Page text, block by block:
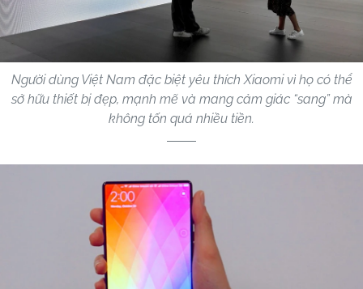
Người dùng Việt Nam đặc biệt yêu thích Xiaomi vì họ có thể
sở hữu thiết bị đẹp, mạnh mẽ và mang cảm giác “sang” mà
không tốn quá nhiều tiền.